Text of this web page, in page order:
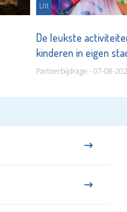
Uit
De leukste
kinderen in eigen
Partnerbijdrage - 07-08-